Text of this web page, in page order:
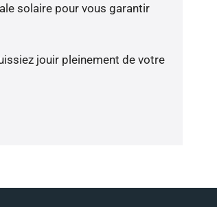
solaire pour vous garantir
jouir pleinement de votre